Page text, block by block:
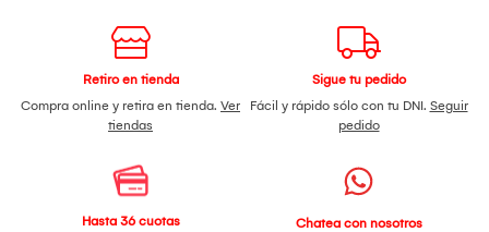
Retiro en tienda
Compra online y retira en tienda. Ver
tiendas
Sigue tu pedido
Fácil y rápido sólo con tu DNI. Seguir
pedido
Hasta 36 cuotas
Chatea con nosotros